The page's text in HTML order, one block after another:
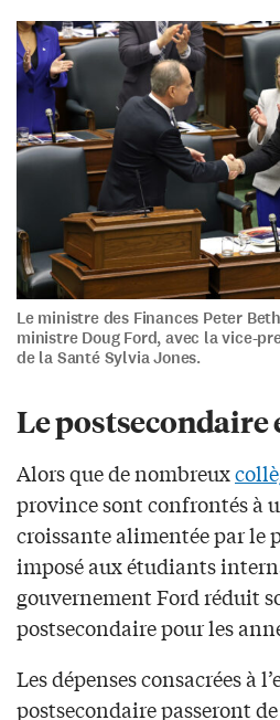
Le ministre des Finances Peter
ministre Doug Ford, avec la vice-
de la Santé Sylvia Jones.
Le
Alors que de nombreux
province sont confrontés à
croissante alimentée par le
imposé aux étudiants
gouvernement Ford réduit
postsecondaire pour les
Les dépenses consacrées à
postsecondaire passeront